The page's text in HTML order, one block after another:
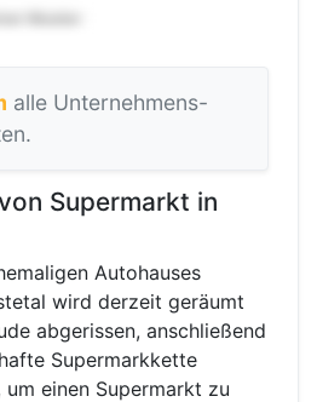
alle Unternehmens-
Supermarkt in
Autohauses
wird derzeit geräumt
abgerissen, anschließend
Supermarkkette
einen Supermarkt zu